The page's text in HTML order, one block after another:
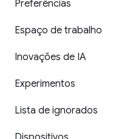
Preferências
Espaço de trabalho
Inovações de IA
Experimentos
Lista de ignorados